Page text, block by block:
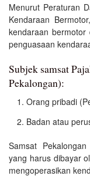
Menurut Peraturan
Kendaraan
kendaraan bermotor
penguasaan
Subjek samsat
Pekalongan):
Orang pribadi
Badan atau
Samsat
yang harus dibayar
mengoperasikan